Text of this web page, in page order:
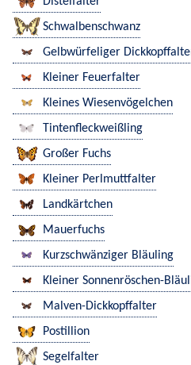
Schwalbenschwanz
Gelbwürfeliger
Kleiner Feuerfalter
Kleines Wiesenvögelchen
Tintenfleckweißling
Großer Fuchs
Kleiner Perlmuttfalter
Landkärtchen
Mauerfuchs
Kurzschwänziger Bläuling
Kleiner Sonnenröschen-
Malven-Dickkopffalter
Postillion
Segelfalter